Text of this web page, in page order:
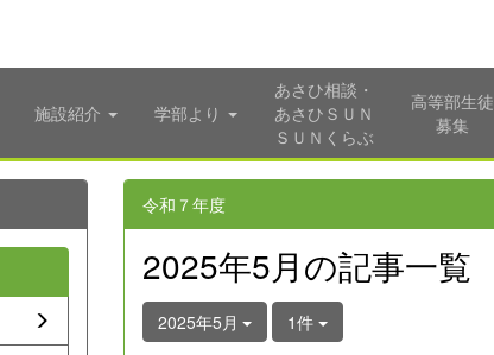
施設紹介 学部より
あさひ相談・
あさひＳＵＮ
ＳＵＮくらぶ
高等部生徒
募集
令和７年度
2025年5月の記事一覧
2025年5月 1件